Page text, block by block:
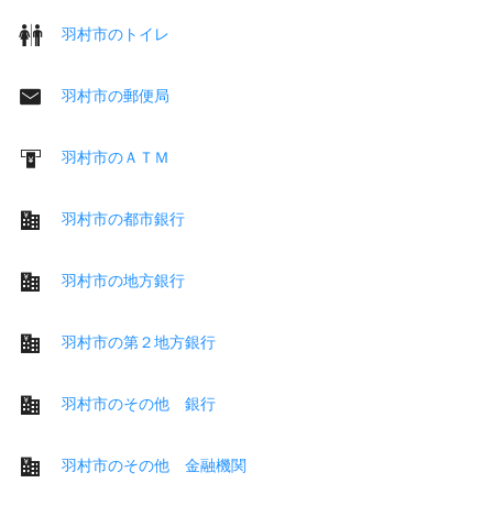
羽村市のトイレ
羽村市の郵便局
羽村市のＡＴＭ
羽村市の都市銀行
羽村市の地方銀行
羽村市の第２地方銀行
羽村市のその他 銀行
羽村市のその他 金融機関